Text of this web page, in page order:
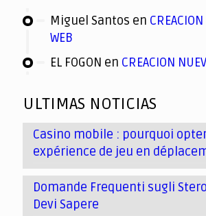
Miguel Santos en
WEB
EL FOGON en CREACION
ULTIMAS NOTICIAS
Casino mobile : pourquoi
expérience de jeu en
Domande Frequenti sugli
Devi Sapere